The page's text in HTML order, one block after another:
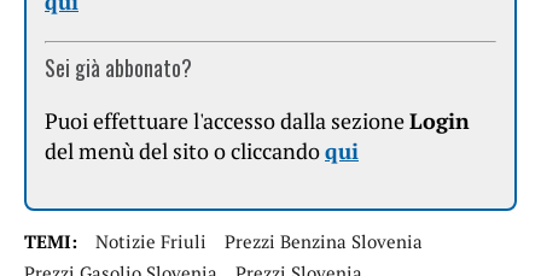
Sei già abbonato?
Puoi effettuare l'accesso dalla sezioneLogin
del menù del sito o cliccandoqui
TEMI: Notizie Friuli
Prezzi Benzina Slovenia